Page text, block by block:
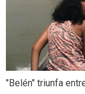
"Belén" triunfa